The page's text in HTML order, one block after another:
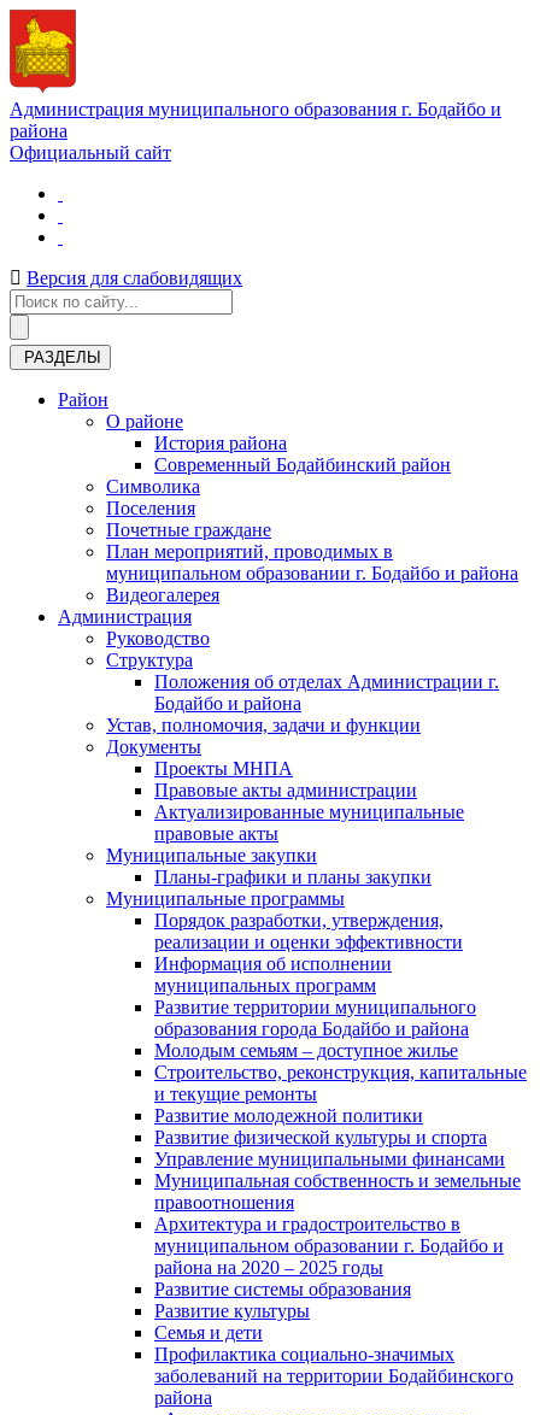
Администрация муниципального образования г. Бодайбо и
района
Официальный сайт
Версия для слабовидящих
РАЗДЕЛЫ
Район
О районе
История района
Современный Бодайбинский район
Символика
Поселения
Почетные граждане
План мероприятий, проводимых в
муниципальном образовании г. Бодайбо и района
Видеогалерея
Администрация
Руководство
Структура
Положения об отделах Администрации г.
Бодайбо и района
Устав, полномочия, задачи и функции
Документы
Проекты МНПА
Правовые акты администрации
Актуализированные муниципальные
правовые акты
Муниципальные закупки
Планы-графики и планы закупки
Муниципальные программы
Порядок разработки, утверждения,
реализации и оценки эффективности
Информация об исполнении
муниципальных программ
Развитие территории муниципального
образования города Бодайбо и района
Молодым семьям – доступное жилье
Строительство, реконструкция, капитальные
и текущие ремонты
Развитие молодежной политики
Развитие физической культуры и спорта
Управление муниципальными финансами
Муниципальная собственность и земельные
правоотношения
Архитектура и градостроительство в
муниципальном образовании г. Бодайбо и
района на 2020 – 2025 годы
Развитие системы образования
Развитие культуры
Семья и дети
Профилактика социально-значимых
заболеваний на территории Бодайбинского
района